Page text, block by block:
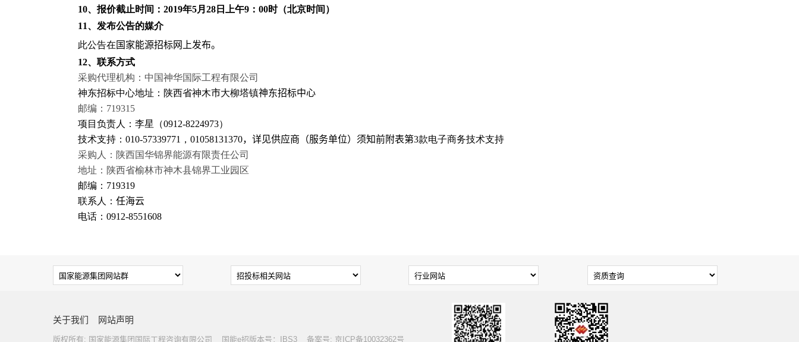
10、报价截止时间： 2019年5月 28日上午9： 00时（北京时间）
11、 发布公告的媒介
此公告在 国家能源招标网
上发布。
12、联系方式
采购代理机构：中国神华国际工程有限公司
神东招标中心地址：陕西省神木市大柳塔镇神东招标中心
邮编： 719315
项目负责人：李星（0912-8224973）
技术支持： 010-57339771 ， 01058131370， 详见供应商（服务单位）须知前附表第3款电子商务技术支持
采购人：陕西国华锦界能源有限责任公司
地址：陕西省榆林市神木县锦界工业园区
邮编： 719319
联系人： 任海云
电话： 0912-8551608
关于我们 网站声明
版权所有: 国家能源集团国际工程咨询有限公司 国能e招版本号：IBS3 备案号: 京ICP备10032362号